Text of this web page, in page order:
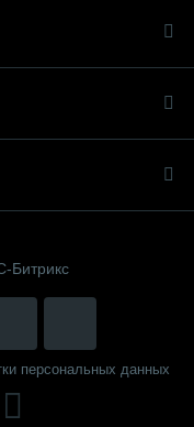
Битрикс
персональных данных